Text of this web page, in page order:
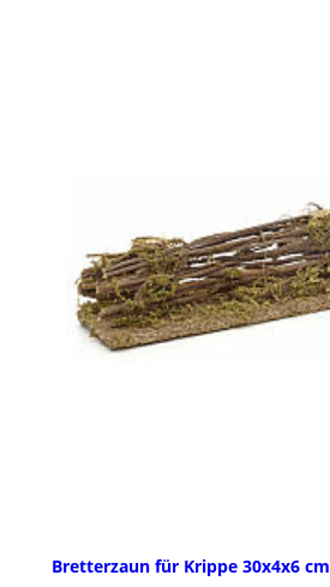
Bretterzaun für Krippe 30x4x6 cm